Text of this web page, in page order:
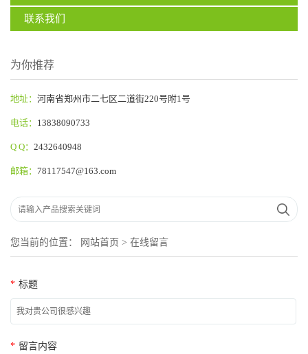
联系我们
为你推荐
地址： 河南省郑州市二七区二道街220号附1号
电话： 13838090733
Q Q： 2432640948
邮箱： 78117547@163.com
您当前的位置： 网站首页 > 在线留言
* 标题
* 留言内容